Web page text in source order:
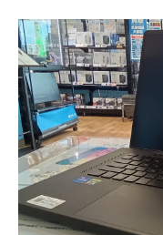
店舗紹介
デジタルドックブログ